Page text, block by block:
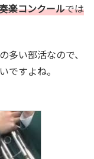
楽コンクールでは
多い部活なので、
ですよね。